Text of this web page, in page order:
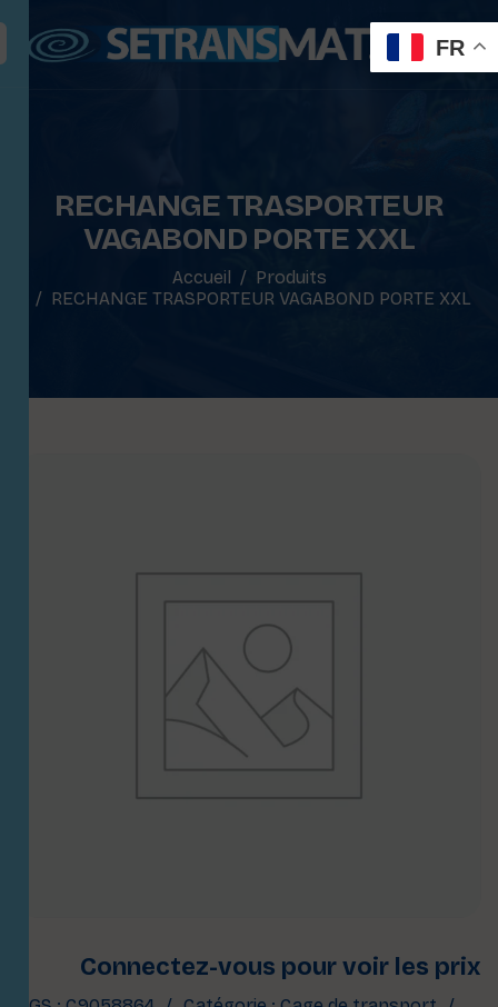
RECHANGE TRASPORTEUR
VAGABOND PORTE XXL
Accueil
Produits
RECHANGE TRASPORTEUR VAGABOND PORTE XXL
Connectez-vous pour voir les prix
FR